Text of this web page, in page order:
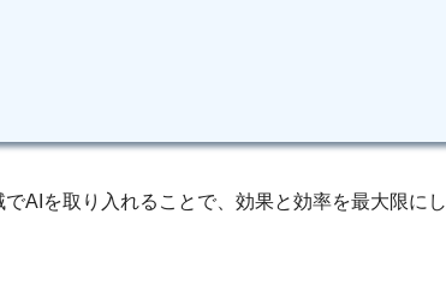
AIを取り入れることで、効果と効率を最大限にし